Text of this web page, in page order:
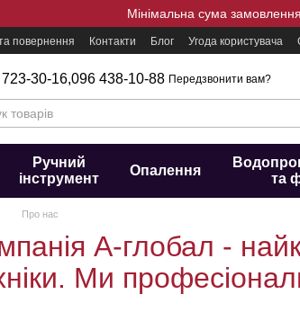
Мінімальна сума
повернення Контакти Блог Угода користувача
30-16,096 438-10-88 Передзвонити вам?
Ручний
інструмент
Опалення
та
Про нас
А-глобал -
Ми